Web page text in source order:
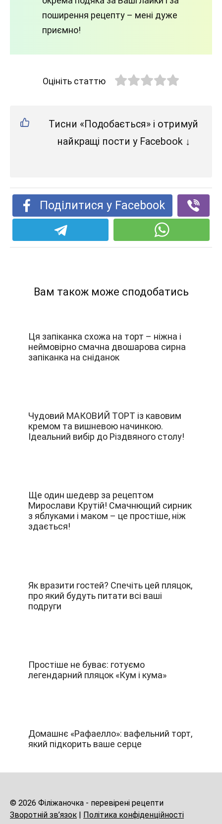
поширення рецепту – мені дуже
приємно!
Оцініть статтю
Тисни «Подобається» і отримуй
найкращі пости у Facebook ↓
Поділитися у Facebook
Вам також може сподобатись
Ця запіканка схожа на торт – ніжна і
неймовірно смачна двошарова сирна
запіканка на сніданок
Чудовий МАКОВИЙ ТОРТ із кавовим
кремом та вишневою начинкою.
Ідеальний вибір до Різдвяного столу!
Ще один шедевр за рецептом
Мирослави Крутій! Смачнющий сирник
з яблуками і маком – це простіше, ніж
здається!
Як вразити гостей? Спечіть цей пляцок,
про який будуть питати всі ваші
подруги
Простіше не буває: готуємо
легендарний пляцок «Кум і кума»
Домашнє «Рафаелло»: вафельний торт,
який підкорить ваше серце
© 2026 Філіжаночка - перевірені рецепти
Зворотній зв’язок | Політика конфіденційності